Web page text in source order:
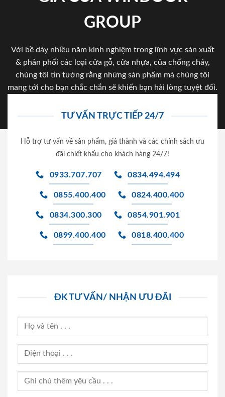
GROUP
Với bề dày nhiều năm kinh nghiệm trong lĩnh vực sản xuất
& phân phối các loại cửa gỗ, cửa nhựa, của chống cháy,
chúng tôi tin tưởng rằng những sản phẩm mà chúng tôi
mang tới cho bạn chắc chắn sẽ khiến bạn hài lòng tuyệt đối.
TƯ VẤN TRỰC TIẾP 24/7
Hỗ trợ tư vấn về sản phẩm, giá thành và các chính sách ưu
đãi chiết khấu cho khách hàng 24/7!
0933.707.707 0834.494.494
0855.400.400 0824.400.400
0834.300.300 0854.901.901
0899.400.400 0818.400.400
ĐK TƯ VẤN/ NHẬN ƯU ĐÃI